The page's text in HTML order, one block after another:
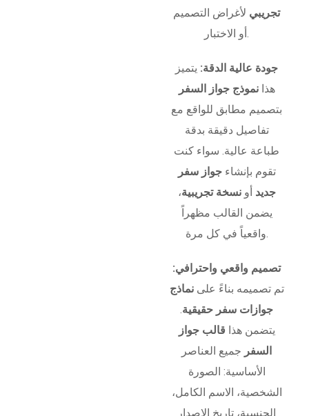
تجريبي لأغراض التصميم
أو الاختبار.
جودة عالية الدقة: يتميز
هذانموذج جواز السفر
بتصميم مطابق للواقع مع
تفاصيل دقيقة بدقة
طباعة عالية. سواء كنت
تقوم بإنشاءجواز سفر
جديد أونسخة تجريبية،
يضمن القالب مظهراً
واقعياً في كل مرة.
تصميم واقعي واحترافي:
تم تصميمه بناءً علىنماذج
جوازات سفر حقيقية.
يتضمن هذا قالب جواز
السفر جميع العناصر
الأساسية: الصورة
الشخصية، الاسم الكامل،
الجنسية، تاريخ الإصدار